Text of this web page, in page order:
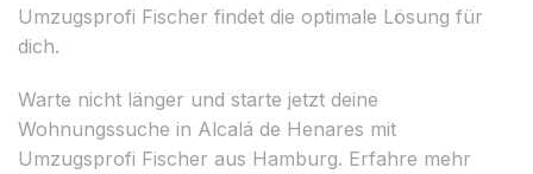
Umzugsprofi Fischer findet die optimale Lösung für
dich.
Warte nicht länger und starte jetzt deine
Wohnungssuche in Alcalá de Henares mit
Umzugsprofi Fischer aus Hamburg. Erfahre mehr